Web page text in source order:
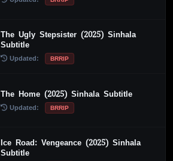
The Ugly Stepsister (2025) Sinhala
Subtitle
Updated: BRRIP
The Home (2025) Sinhala Subtitle
Updated: BRRIP
Ice Road: Vengeance (2025) Sinhala
Subtitle